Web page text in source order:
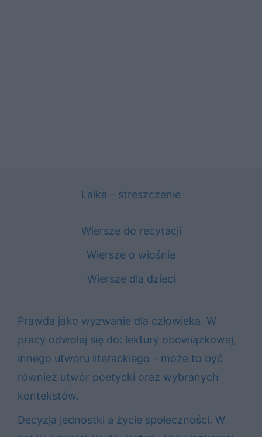
Lalka – streszczenie
Wiersze do recytacji
Wiersze o wiośnie
Wiersze dla dzieci
Prawda jako wyzwanie dla człowieka. W
pracy odwołaj się do: lektury obowiązkowej,
innego utworu literackiego – może to być
również utwór poetycki oraz wybranych
kontekstów.
Decyzja jednostki a życie społeczności. W